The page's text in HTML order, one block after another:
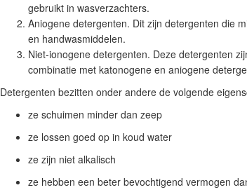
gebruikt in wasverzachters.
Aniogene detergenten. Dit zijn detergenten die
en handwasmiddelen.
Niet-ionogene detergenten. Deze detergenten
combinatie met katonogene en aniogene
Detergenten bezitten onder andere de volgende
ze schuimen minder dan zeep
ze lossen goed op in koud water
ze zijn niet alkalisch
ze hebben een beter bevochtigend vermogen